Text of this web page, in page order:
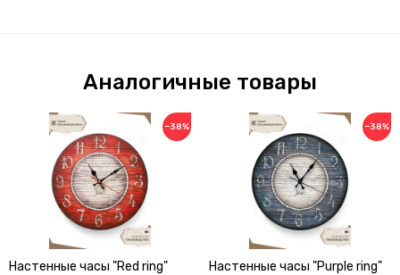
Аналогичные товары
−38%
Настенные часы "Red ring"
−38%
Настенные часы "Purple ring"